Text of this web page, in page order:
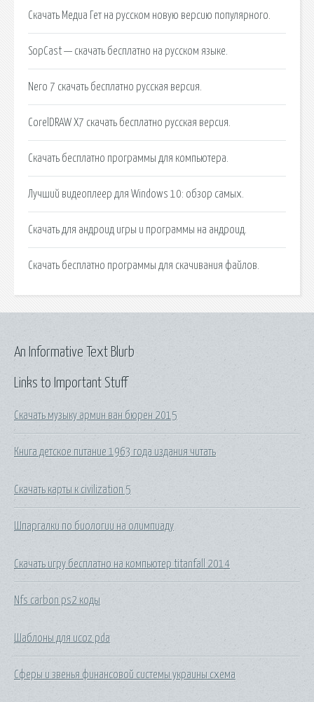
Скачать Медиа Гет на русском новую версию популярного.
SopCast — скачать бесплатно на русском языке.
Nero 7 скачать бесплатно русская версия.
CorelDRAW X7 скачать бесплатно русская версия.
Скачать бесплатно программы для компьютера.
Лучший видеоплеер для Windows 10: обзор самых.
Скачать для андроид игры и программы на андроид.
Скачать бесплатно программы для скачивания файлов.
Links to Important Stuff
Скачать музыку армин ван бюрен 2015
Книга детское питание 1963 года издания читать
Скачать карты к civilization 5
Шпаргалки по биологии на олимпиаду
Скачать игру бесплатно на компьютер titanfall 2014
Nfs carbon ps2 коды
Шаблоны для ucoz pda
Сферы и звенья финансовой системы украины схема
An Informative Text Blurb